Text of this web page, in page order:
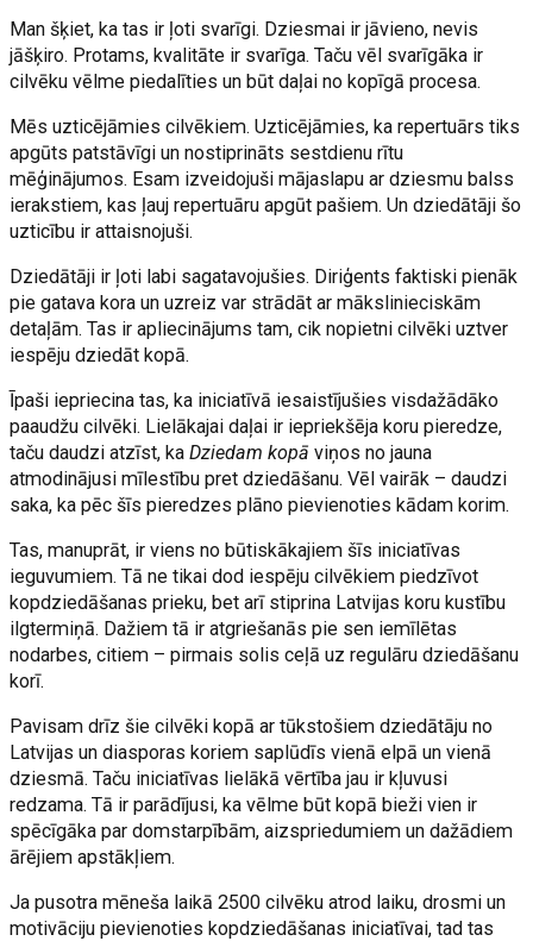
Man šķiet, ka tas ir ļoti svarīgi. Dziesmai ir jāvieno, nevis
jāšķiro. Protams, kvalitāte ir svarīga. Taču vēl svarīgāka ir
cilvēku vēlme piedalīties un būt daļai no kopīgā procesa.
Mēs uzticējāmies cilvēkiem. Uzticējāmies, ka repertuārs tiks
apgūts patstāvīgi un nostiprināts sestdienu rītu
mēģinājumos. Esam izveidojuši mājaslapu ar dziesmu balss
ierakstiem, kas ļauj repertuāru apgūt pašiem. Un dziedātāji šo
uzticību ir attaisnojuši.
Dziedātāji ir ļoti labi sagatavojušies. Diriģents faktiski pienāk
pie gatava kora un uzreiz var strādāt ar mākslinieciskām
detaļām. Tas ir apliecinājums tam, cik nopietni cilvēki uztver
iespēju dziedāt kopā.
Īpaši iepriecina tas, ka iniciatīvā iesaistījušies visdažādāko
paaudžu cilvēki. Lielākajai daļai ir iepriekšēja koru pieredze,
taču daudzi atzīst, kaDziedam kopā viņos no jauna
atmodinājusi mīlestību pret dziedāšanu. Vēl vairāk – daudzi
saka, ka pēc šīs pieredzes plāno pievienoties kādam korim.
Tas, manuprāt, ir viens no būtiskākajiem šīs iniciatīvas
ieguvumiem. Tā ne tikai dod iespēju cilvēkiem piedzīvot
kopdziedāšanas prieku, bet arī stiprina Latvijas koru kustību
ilgtermiņā. Dažiem tā ir atgriešanās pie sen iemīlētas
nodarbes, citiem – pirmais solis ceļā uz regulāru dziedāšanu
korī.
Pavisam drīz šie cilvēki kopā ar tūkstošiem dziedātāju no
Latvijas un diasporas koriem saplūdīs vienā elpā un vienā
dziesmā. Taču iniciatīvas lielākā vērtība jau ir kļuvusi
redzama. Tā ir parādījusi, ka vēlme būt kopā bieži vien ir
spēcīgāka par domstarpībām, aizspriedumiem un dažādiem
ārējiem apstākļiem.
Ja pusotra mēneša laikā 2500 cilvēku atrod laiku, drosmi un
motivāciju pievienoties kopdziedāšanas iniciatīvai, tad tas